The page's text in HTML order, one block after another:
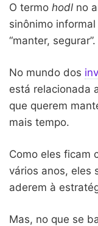
O termo hodl no
sinônimo
“manter, segurar”.
No mundo dos
está relacionada
que querem
mais tempo.
Como eles ficam
vários anos, eles
aderem à
Mas, no que se